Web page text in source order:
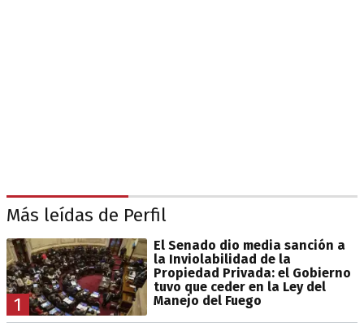
Más leídas de Perfil
1
El Senado dio media sanción a
la Inviolabilidad de la
Propiedad Privada: el Gobierno
tuvo que ceder en la Ley del
Manejo del Fuego